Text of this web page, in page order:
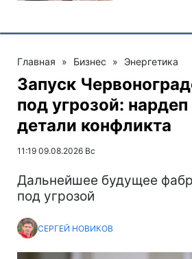
Главная » Бизнес » Энергетика
Запуск
под угрозой:
детали конфликта
11:19 09.08.2026 Вс
Дальнейшее будущее
под угрозой
СЕРГЕЙ НОВИКОВ